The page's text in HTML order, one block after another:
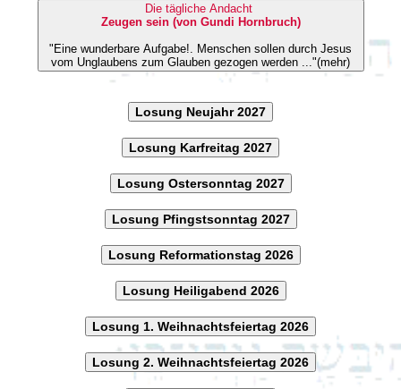
Die tägliche Andacht
Zeugen sein (von Gundi Hornbruch)
"Eine wunderbare Aufgabe!. Menschen sollen durch Jesus
vom Unglaubens zum Glauben gezogen werden ..."(mehr)
Losung Neujahr 2027
Losung Karfreitag 2027
Losung Ostersonntag 2027
Losung Pfingstsonntag 2027
Losung Reformationstag 2026
Losung Heiligabend 2026
Losung 1. Weihnachtsfeiertag 2026
Losung 2. Weihnachtsfeiertag 2026